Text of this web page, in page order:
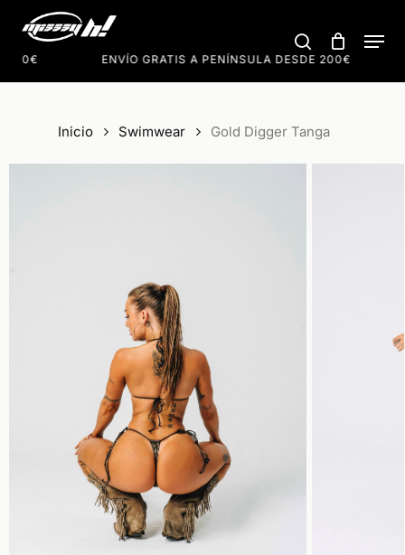
main
content
200€ ENVÍO GRATIS A PENÍNSULA DESDE 200€
search
Cart Close
Cart
Inicio Swimwear Gold Digger Tanga